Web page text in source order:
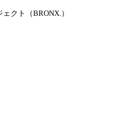
クト（BRONX.）